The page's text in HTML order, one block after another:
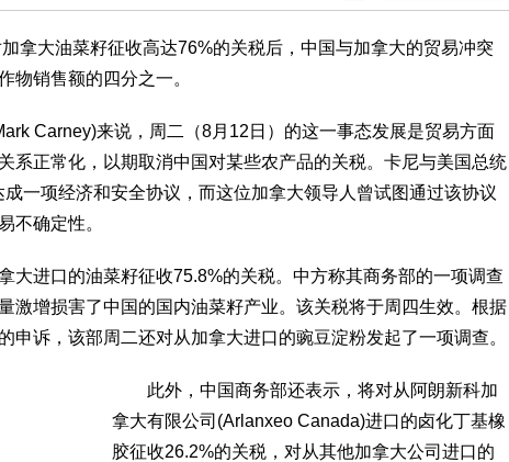
大油菜籽征收高达76%的关税后，中国与加拿大的贸易冲突
物销售额的四分之一。
Carney)来说，周二（8月12日）的这一事态发展是贸易方面
系正常化，以期取消中国对某些农产品的关税。卡尼与美国总统
成一项经济和安全协议，而这位加拿大领导人曾试图通过该协议
不确定性。
进口的油菜籽征收75.8%的关税。中方称其商务部的一项调查
激增损害了中国的国内油菜籽产业。该关税将于周四生效。根据
申诉，该部周二还对从加拿大进口的豌豆淀粉发起了一项调查。
此外，中国商务部还表示，将对从阿朗新科加
拿大有限公司(Arlanxeo Canada)进口的卤化丁基橡
胶征收26.2%的关税，对从其他加拿大公司进口的